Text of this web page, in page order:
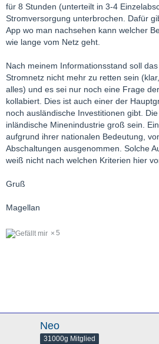
für 8 Stunden (unterteilt in 3-4
Stromversorgung unterbrochen. Dafür
App wo man nachsehen kann welcher
wie lange vom Netz geht.
Nach meinem Informationsstand soll
Stromnetz nicht mehr zu retten sein
alles) und es sei nur noch eine Frage
kollabiert. Dies ist auch einer der
noch ausländische Investitionen gibt.
inländische Minenindustrie groß sein.
aufgrund ihrer nationalen Bedeutung,
Abschaltungen ausgenommen. Solche
weiß nicht nach welchen Kriterien hier
Gruß
Magellan
5
Neo
31000g Mitglied